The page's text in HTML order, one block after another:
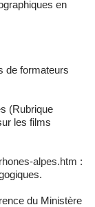
en
de formateurs
(Rubrique
les films
alpes.htm :
du Ministère